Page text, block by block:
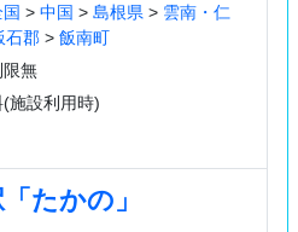
> 中国 > 島根県 > 雲南・仁
石郡> 飯南町
限無
(施設利用時)
たかの」